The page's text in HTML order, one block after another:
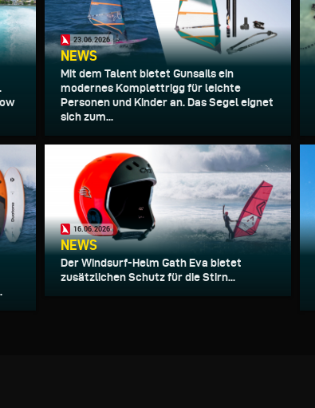
23.06.2026
NEWS
Mit dem Talent bietet Gunsails ein
modernes Komplettrigg für leichte
Personen und Kinder an. Das Segel eignet
sich zum...
16.06.2026
NEWS
Der Windsurf-Helm Gath Eva bietet
zusätzlichen Schutz für die Stirn...